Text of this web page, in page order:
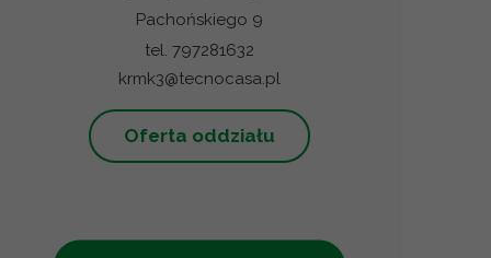
Pachońskiego 9
tel. 797281632
krmk3@tecnocasa.pl
Oferta oddziału